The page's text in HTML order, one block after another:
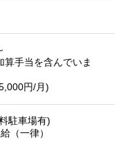
算手当を含んでいま
円/月)
駐車場有)
（一律）